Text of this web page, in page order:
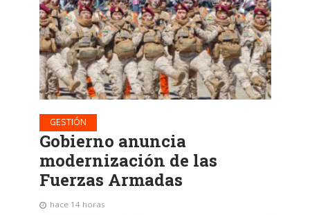
GESTIÓN
Gobierno anuncia
modernización de las
Fuerzas Armadas
hace 14 horas